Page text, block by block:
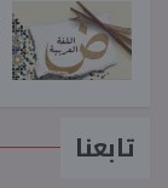
تابعنا